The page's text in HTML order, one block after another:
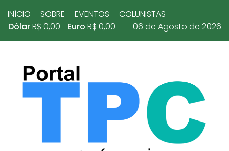
INÍCIO SOBRE EVENTOS
COLUNISTAS
DólarR$ 0,00 Euro R$ 0,00 06 de Agosto de 2026